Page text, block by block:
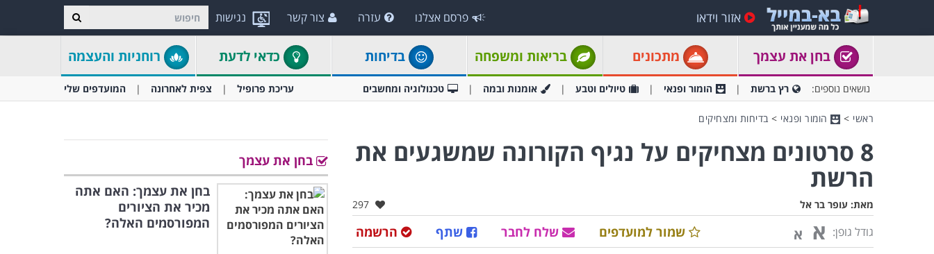
נגישות אזור וידאו פרסם אצלנו עזרה צור קשר
בחן את עצמך מתכונים בריאות ומשפחה בדיחות כדאי לדעת רוחניות והעצמה
נושאים נוספים: רץ ברשת הומור ופנאי טיולים וטבע אומנות ובמה טכנולוגיה ומחשבים עריכת פרופיל צפית לאחרונה המועדפים שלי
ראשי > הומור ופנאי > בדיחות ומצחיקים
8 סרטונים מצחיקים על נגיף הקורונה שמשגעים את
הרשת
מאת: עופר בר אל אהבו:
297
גודל גופן: א א הרשמה שתף שלח לחבר שמור למועדפים
בחן את עצמך
בחן את עצמך: האם אתה
מכיר את הציורים
המפורסמים האלה?